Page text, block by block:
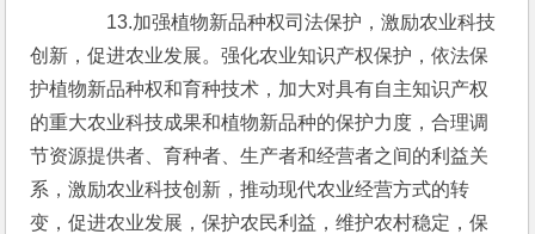
13.加强植物新品种权司法保护，激励农业科技
创新，促进农业发展。强化农业知识产权保护，依法保
护植物新品种权和育种技术，加大对具有自主知识产权
的重大农业科技成果和植物新品种的保护力度，合理调
节资源提供者、育种者、生产者和经营者之间的利益关
系，激励农业科技创新，推动现代农业经营方式的转
变，促进农业发展，保护农民利益，维护农村稳定，保